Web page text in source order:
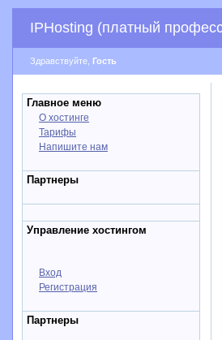
IPHosting (платный
Здравствуйте, Гость
Главное меню
О хостинге
Тарифы
Напишите нам
Партнеры
Управление хостингом
Вход
Регистрация
Партнеры